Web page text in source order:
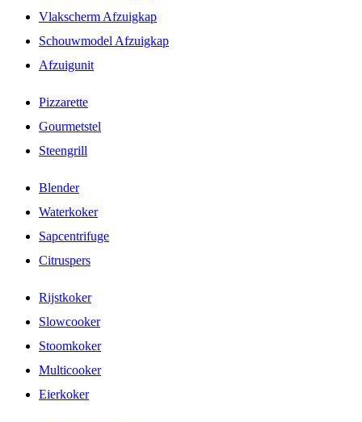
Vlakscherm Afzuigkap
Schouwmodel Afzuigkap
Afzuigunit
Pizzarette
Gourmetstel
Steengrill
Blender
Waterkoker
Sapcentrifuge
Citruspers
Rijstkoker
Slowcooker
Stoomkoker
Multicooker
Eierkoker